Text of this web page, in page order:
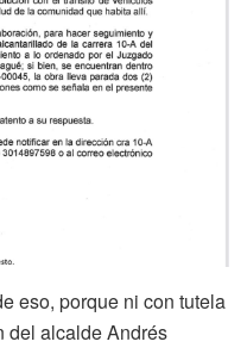
eso, porque ni con tutela
del alcalde Andrés